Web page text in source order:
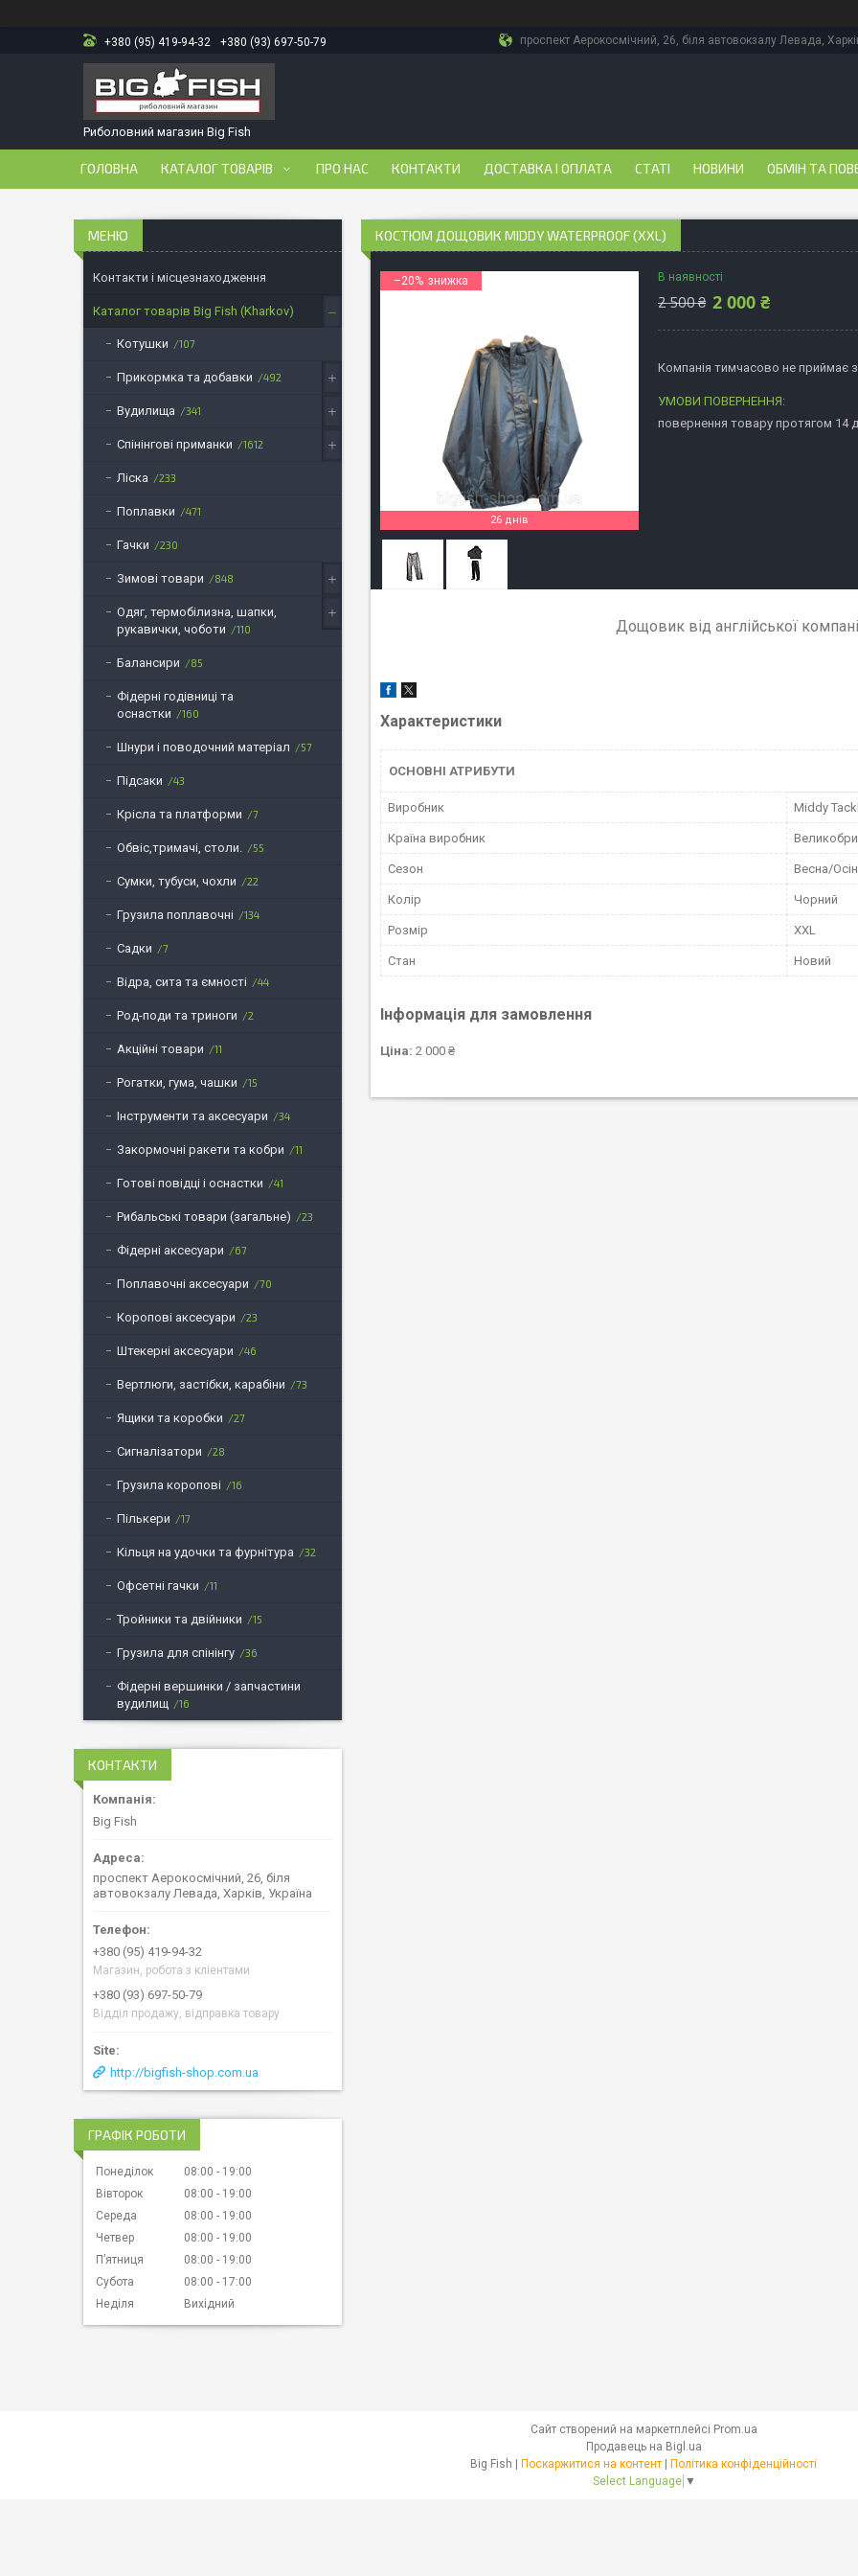
+380 (95) 419-94-32 +380 (93) 697-50-79 проспект Аерокосмічний, 26, біля автовокзалу Левада,
Риболовний магазин Big Fish
ГОЛОВНА КАТАЛОГ ТОВАРІВ ПРО НАС КОНТАКТИ ДОСТАВКА І ОПЛАТА СТАТІ НОВИНИ ОБМІН ТА
КОСТЮМ ДОЩОВИК MIDDY WATERPROOF (XXL)
–20%
26 днів
В наявності
2 500 ₴ 2 000 ₴
Компанія тимчасово не приймає
повернення товару протягом 14
Дощовик від англійської
Характеристики
ОСНОВНІ АТРИБУТИ
Виробник Middy
Країна виробник
Сезон Весна/
Колір Чорний
Розмір XXL
Стан Новий
Інформація для замовлення
Ціна: 2 000 ₴
Контакти і місцезнаходження
Каталог товарів Big Fish (Kharkov)
Котушки 107
Прикормка та добавки 492
Вудилища 341
Спінінгові приманки 1612
Ліска 233
Поплавки 471
Гачки 230
Зимові товари 848
Одяг, термобілизна, шапки,
рукавички, чоботи
110
Балансири 85
Фідерні годівниці та
оснастки
160
Шнури і поводочний матеріал 57
Підсаки 43
Крісла та платформи 7
Обвіс,тримачі, столи. 55
Сумки, тубуси, чохли 22
Грузила поплавочні 134
Садки 7
Відра, сита та ємності 44
Род-поди та триноги 2
Акційні товари 11
Рогатки, гума, чашки 15
Інструменти та аксесуари 34
Закормочні ракети та кобри 11
Готові повідці і оснастки 41
Рибальські товари (загальне) 23
Фідерні аксесуари 67
Поплавочні аксесуари 70
Коропові аксесуари 23
Штекерні аксесуари 46
Вертлюги, застібки, карабіни 73
Ящики та коробки 27
Сигналізатори 28
Грузила коропові 16
Пількери 17
Кільця на удочки та фурнітура 32
Офсетні гачки 11
Тройники та двійники 15
Грузила для спінінгу 36
Фідерні вершинки / запчастини
вудилищ
16
КОНТАКТИ
Big Fish
проспект Аерокосмічний, 26, біля
автовокзалу Левада, Харків, Україна
+380 (95) 419-94-32
Магазин, робота з кліентами
+380 (93) 697-50-79
Відділ продажу, відправка товару
http://bigfish-shop.com.ua
ГРАФІК РОБОТИ
Понеділок 08:00
19:00
Вівторок
08:00
19:00
Середа
08:00
19:00
Четвер
08:00
19:00
Пʼятниця
08:00
19:00
Субота
08:00
17:00
Неділя
Вихідний
Сайт створений на маркетплейсі Prom.ua
Продавець на Bigl.ua
Big Fish | Поскаржитися на контент | Політика конфіденційності
Select Language ▼